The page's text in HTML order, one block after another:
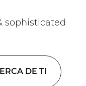
sophisticated
DE TI